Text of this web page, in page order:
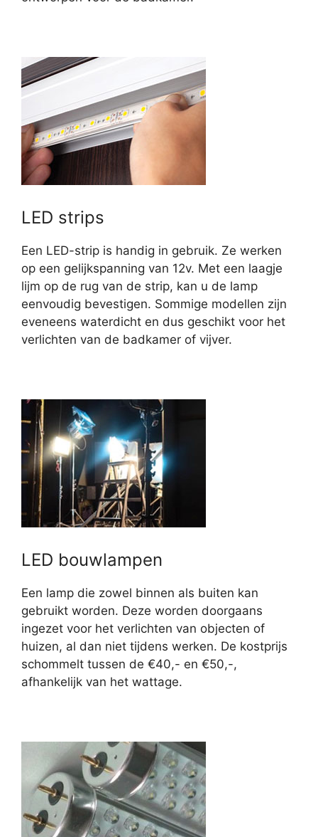
LED strips
Een LED-strip is handig in gebruik. Ze werken
op een gelijkspanning van 12v. Met een laagje
lijm op de rug van de strip, kan u de lamp
eenvoudig bevestigen. Sommige modellen zijn
eveneens waterdicht en dus geschikt voor het
verlichten van de badkamer of vijver.
LED bouwlampen
Een lamp die zowel binnen als buiten kan
gebruikt worden. Deze worden doorgaans
ingezet voor het verlichten van objecten of
huizen, al dan niet tijdens werken. De kostprijs
schommelt tussen de €40,- en €50,-,
afhankelijk van het wattage.